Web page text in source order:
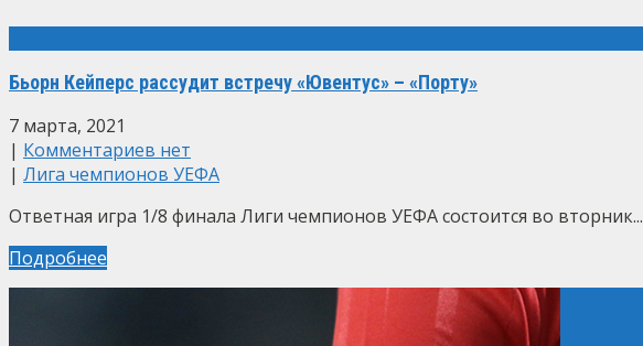
Бьорн Кейперс рассудит встречу «Ювентус» – «Порту»
7 марта, 2021
| Комментариев нет
| Лига чемпионов УЕФА
Ответная игра 1/8 финала Лиги чемпионов УЕФА состоится во вторник...
Подробнее